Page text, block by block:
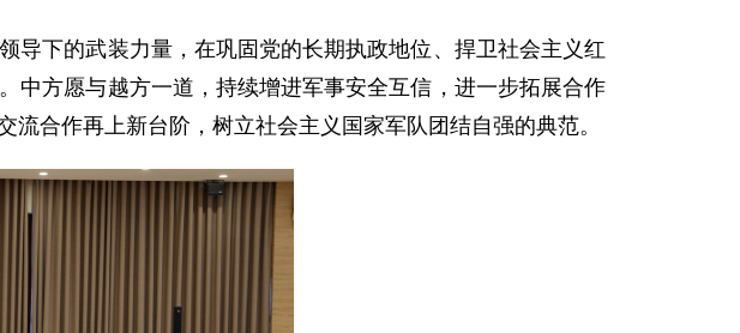
导下的武装力量，在巩固党的长期执政地位、捍卫社会主义红
中方愿与越方一道，持续增进军事安全互信，进一步拓展合作
合作再上新台阶，树立社会主义国家军队团结自强的典范。